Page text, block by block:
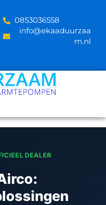
‪0853036558
info@ekaaduurzaa
m.nl
DEALER